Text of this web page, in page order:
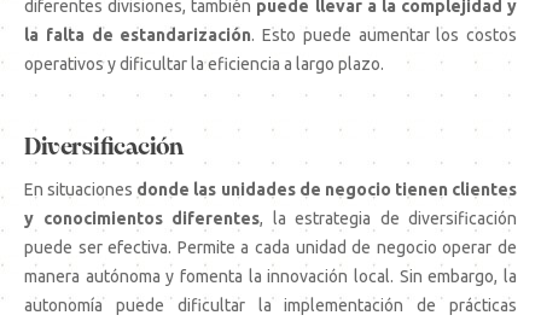
diferentes divisiones, también puede llevar a la complejidad y
la falta de estandarización. Esto puede aumentar los costos
operativos y dificultar la eficiencia a largo plazo.
Diversificación
En situaciones donde las unidades de negocio tienen clientes
y conocimientos diferentes, la estrategia de diversificación
puede ser efectiva. Permite a cada unidad de negocio operar de
manera autónoma y fomenta la innovación local. Sin embargo, la
autonomía puede dificultar la implementación de prácticas